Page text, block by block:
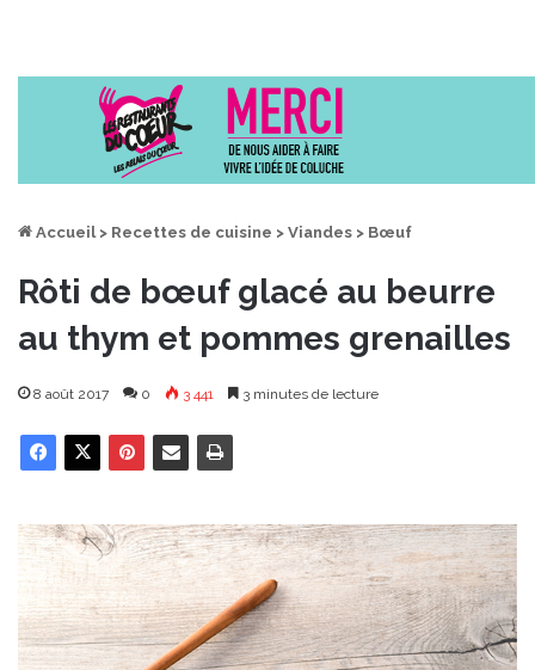
Accueil > Recettes de cuisine > Viandes > Bœuf
Rôti de bœuf glacé au beurre
au thym et pommes grenailles
8 août 2017 0 3 441 3 minutes de lecture